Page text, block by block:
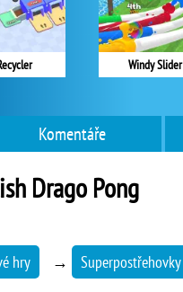
Windy Slider
Komentáře
Drago Pong
hry → Superpostřehovky